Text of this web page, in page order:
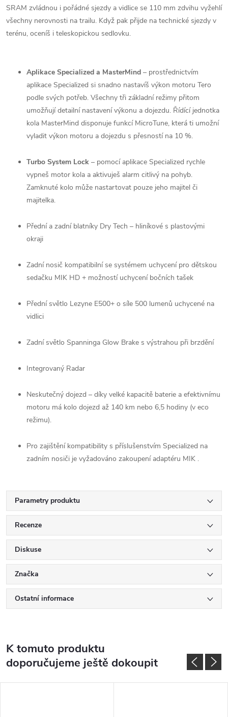
SRAM zvládnou i pořádné sjezdy a vidlice se 110 mm zdvihu vyžehlí
všechny nerovnosti na trailu. Když pak přijde na technické sjezdy v
terénu, oceníš i teleskopickou sedlovku.
Aplikace Specialized a MasterMind –⁠⁠⁠⁠⁠⁠ prostřednictvím
aplikace Specialized si snadno nastavíš výkon motoru Tero
podle svých potřeb. Všechny tři základní režimy přitom
umožňují detailní nastavení výkonu a dojezdu. Řídící jednotka
kola MasterMind disponuje funkcí MicroTune, která ti umožní
vyladit výkon motoru a dojezdu s přesností na 10 %.
Turbo System Lock –⁠⁠⁠⁠⁠⁠ pomocí aplikace Specialized rychle
vypneš motor kola a aktivuješ alarm citlivý na pohyb.
Zamknuté kolo může nastartovat pouze jeho majitel či
majitelka.
Přední a zadní blatníky Dry Tech – hliníkové s plastovými
okraji
Zadní nosič kompatibilní se systémem uchycení pro dětskou
sedačku MIK HD + možností uchycení bočních tašek
Přední světlo Lezyne E500+ o síle 500 lumenů uchycené na
vidlici
Zadní světlo Spanninga Glow Brake s výstrahou při brzdění
Integrovaný Radar
Neskutečný dojezd – díky velké kapacitě baterie a efektivnímu
motoru má kolo dojezd až 140 km nebo 6,5 hodiny (v eco
režimu).
Pro zajištění kompatibility s příslušenstvím Specialized na
zadním nosiči je vyžadováno zakoupení adaptéru MIK .
Parametry produktu
Recenze
Diskuse
Značka
Ostatní informace
K tomuto produktu
doporučujeme ještě dokoupit